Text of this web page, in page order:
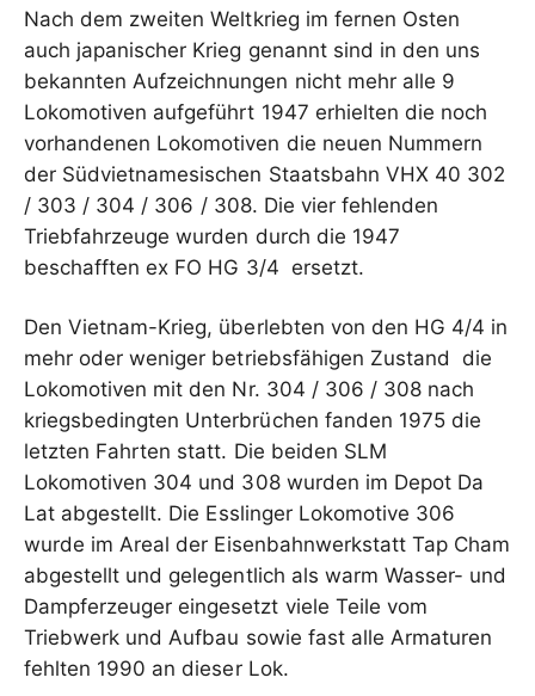
Nach dem zweiten Weltkrieg im fernen Osten
auch japanischer Krieg genannt sind in den uns
bekannten Aufzeichnungen nicht mehr alle 9
Lokomotiven aufgeführt 1947 erhielten die noch
vorhandenen Lokomotiven die neuen Nummern
der Südvietnamesischen Staatsbahn VHX 40 302
/ 303 / 304 / 306 / 308. Die vier fehlenden
Triebfahrzeuge wurden durch die 1947
beschafften ex FO HG 3/4 ersetzt.
Den Vietnam-Krieg, überlebten von den HG 4/4 in
mehr oder weniger betriebsfähigen Zustand die
Lokomotiven mit den Nr. 304 / 306 / 308 nach
kriegsbedingten Unterbrüchen fanden 1975 die
letzten Fahrten statt. Die beiden SLM
Lokomotiven 304 und 308 wurden im Depot Da
Lat abgestellt. Die Esslinger Lokomotive 306
wurde im Areal der Eisenbahnwerkstatt Tap Cham
abgestellt und gelegentlich als warm Wasser- und
Dampferzeuger eingesetzt viele Teile vom
Triebwerk und Aufbau sowie fast alle Armaturen
fehlten 1990 an dieser Lok.